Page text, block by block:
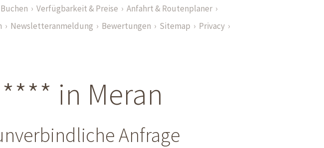
Verfügbarkeit & Preise
Anfahrt & Routenplaner
Newsletteranmeldung Bewertungen Sitemap
Privacy
in Meran
Anfrage